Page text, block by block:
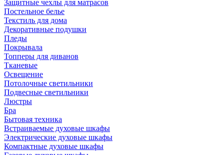
Защитные чехлы для матрасов
Постельное белье
Текстиль для дома
Декоративные подушки
Пледы
Покрывала
Топперы для диванов
Тканевые
Освещение
Потолочные светильники
Подвесные светильники
Люстры
Бра
Бытовая техника
Встраиваемые духовые шкафы
Электрические духовые шкафы
Компактные духовые шкафы